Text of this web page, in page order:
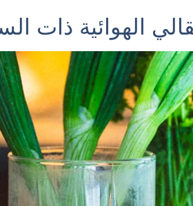
الهوائية ذات